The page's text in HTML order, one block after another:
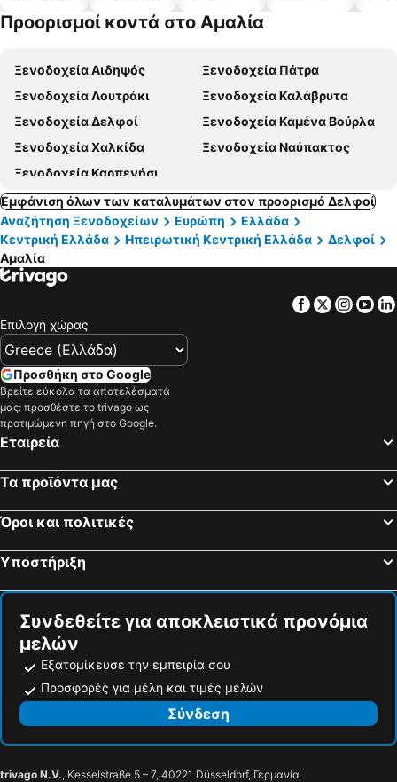
Προορισμοί κοντά στο Αμαλία
Ξενοδοχεία Αιδηψός
Ξενοδοχεία Πάτρα
Ξενοδοχεία Λουτράκι
Ξενοδοχεία Καλάβρυτα
Ξενοδοχεία Δελφοί
Ξενοδοχεία Καμένα Βούρλα
Ξενοδοχεία Χαλκίδα
Ξενοδοχεία Ναύπακτος
Ξενοδοχεία Καρπενήσι
Εμφάνιση όλων των καταλυμάτων στον προορισμό Δελφοί
Αναζήτηση Ξενοδοχείων
Ευρώπη
Ελλάδα
Κεντρική Ελλάδα
Ηπειρωτική Κεντρική Ελλάδα
Δελφοί
Αμαλία
Facebook
Twitter
Επιλογή χώρας
Προσθήκη στο Google
Βρείτε εύκολα τα αποτελέσματά
μας: προσθέστε το trivago ως
προτιμώμενη πηγή στο Google.
Εταιρεία
Τα προϊόντα μας
Όροι και πολιτικές
Υποστήριξη
Συνδεθείτε για αποκλειστικά προνόμια
μελών
Εξατομίκευσε την εμπειρία σου
Προσφορές για μέλη και τιμές μελών
Σύνδεση
trivago N.V., Kesselstraße 5 – 7, 40221 Düsseldorf, Γερμανία